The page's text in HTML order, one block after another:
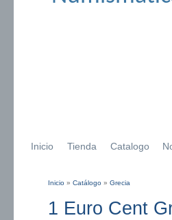
Inicio Tienda Catalogo
Inicio » Catálogo » Grecia
1 Euro Cent